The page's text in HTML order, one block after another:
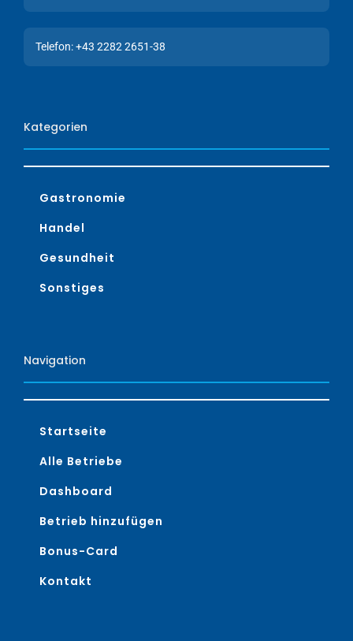
Telefon: +43 2282 2651-38
Kategorien
Gastronomie
Handel
Gesundheit
Sonstiges
Navigation
Startseite
Alle Betriebe
Dashboard
Betrieb hinzufügen
Bonus-Card
Kontakt